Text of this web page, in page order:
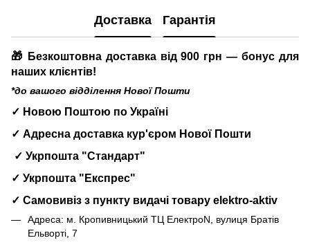
Доставка Гарантія
🎁 Безкоштовна доставка від 900 грн — бонус для
наших клієнтів!
*до вашого відділення Нової Пошти
✓ Новою Поштою по Україні
✓ Адресна доставка кур'єром Нової Пошти
✓ Укрпошта "Стандарт"
✓ Укрпошта "Експрес"
✓ Самовивіз з пункту видачі товару elektro-aktiv
Адреса: м. Кропивницький ТЦ ЕлектроN, вулиця Братів
Ельворті, 7